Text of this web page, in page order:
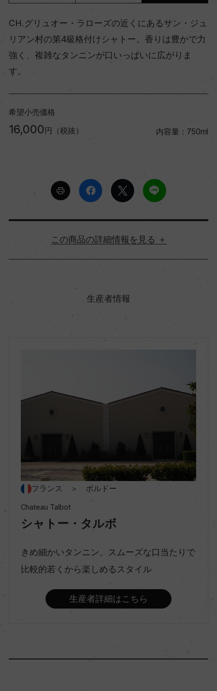
CH.グリュオー・ラローズの近くにあるサン・ジュ
リアン村の第4級格付けシャトー。香りは豊かで力
強く、複雑なタンニンが口いっぱいに広がりま
す。
希望小売価格
16,000 円（税抜） 内容量：750ml
詳細情報
オー・メドック
スティルワイン
味わい
品種（原材料）
カベルネ・ソーヴィニヨン/カベルネ・フラン/メル
生産者情報
フランス ＞ ボルドー
Chateau Talbot
シャトー・タルボ
きめ細かいタンニン、スムーズな口当たりで
比較的若くから楽しめるスタイル
生産者詳細はこちら